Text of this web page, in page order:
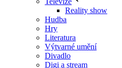
Reality show
Hudba
Hry
Literatura
Výtvarné umění
Divadlo
Digi a stream